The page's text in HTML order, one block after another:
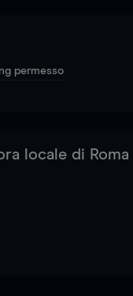
permesso
locale di Roma